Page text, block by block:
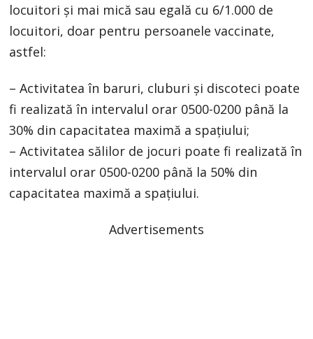
locuitori și mai mică sau egală cu 6/1.000 de
locuitori, doar pentru persoanele vaccinate,
astfel:
– Activitatea în baruri, cluburi și discoteci poate
fi realizată în intervalul orar 0500-0200 până la
30% din capacitatea maximă a spațiului;
– Activitatea sălilor de jocuri poate fi realizată în
intervalul orar 0500-0200 până la 50% din
capacitatea maximă a spațiului.
Advertisements